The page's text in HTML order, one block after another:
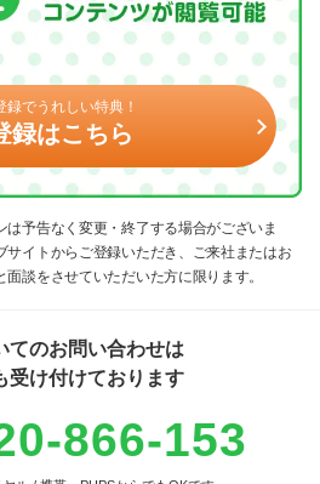
録でうれしい特典！
録はこちら
予告なく変更・終了する場合がございま
イトからご登録いただき、ご来社またはお
談をさせていただいた方に限ります。
てのお問い合わせは
受け付けております
866-153